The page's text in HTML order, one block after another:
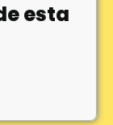
esta